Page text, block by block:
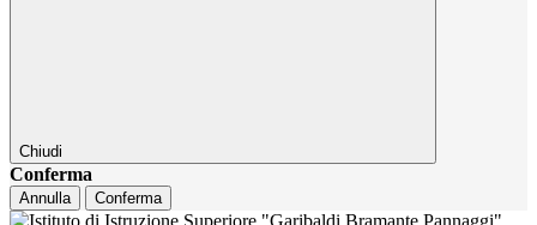
Chiudi
Conferma
Annulla Conferma